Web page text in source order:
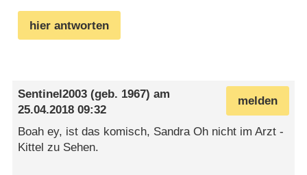
hier antworten
melden
Sentinel2003 (geb. 1967) am
25.04.2018 09:32
Boah ey, ist das komisch, Sandra Oh nicht im Arzt -
Kittel zu Sehen.